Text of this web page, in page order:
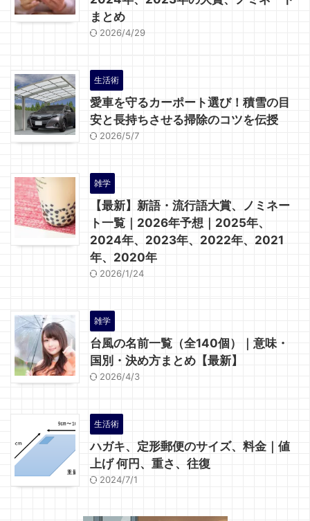
まとめ
2026/4/29
生活術
愛車を守るカーポート選び！積雪の目
安と長持ちさせる掃除のコツを伝授
2026/5/7
雑学
【最新】新語・流行語大賞、ノミネー
ト一覧｜2026年予想｜2025年、
2024年、2023年、2022年、2021
年、2020年
2026/1/24
雑学
台風の名前一覧（全140個）｜意味・
国別・決め方まとめ【最新】
2026/4/3
生活術
ハガキ、定形郵便のサイズ、料金｜値
上げ 何円、重さ、往復
2024/7/1